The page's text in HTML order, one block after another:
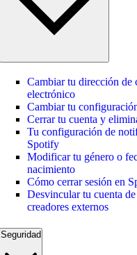
Cambiar tu dirección de
electrónico
Cambiar tu
Cerrar tu cuenta y
Tu configuración de
Spotify
Modificar tu género o
nacimiento
Cómo cerrar sesión en
Desvincular tu cuenta
creadores externos
Seguridad